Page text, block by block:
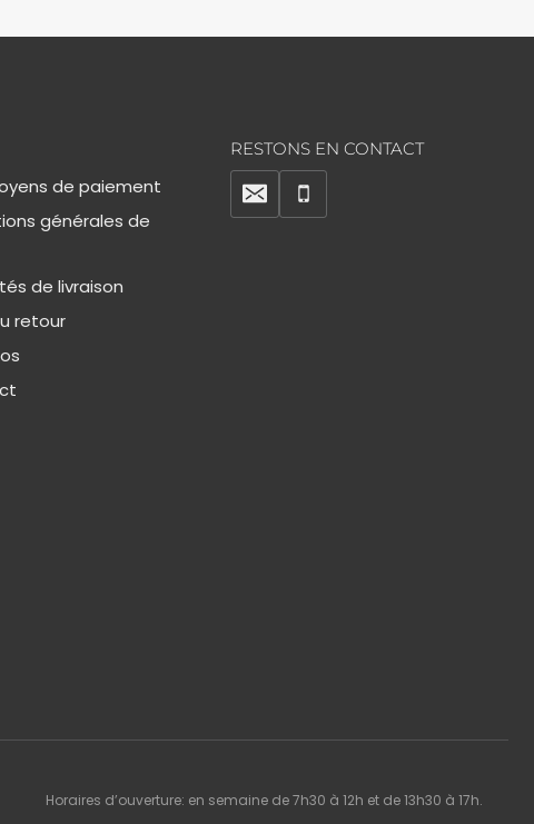
de paiement
générales de
de livraison
retour
RESTONS EN CONTACT
Horaires d’ouverture: en semaine de 7h30 à 12h et de 13h30 à 17h.